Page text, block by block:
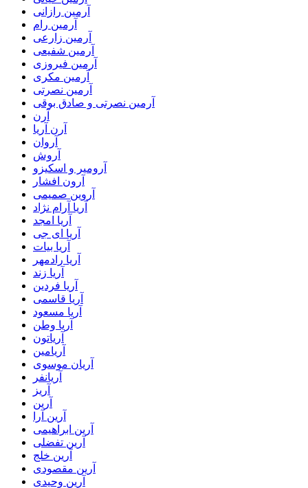
آرمین رازانی
آرمین رام
آرمین زارعی
آرمین شفیعی
آرمین فیروزی
آرمین مکری
آرمین نصرتی
آرمین نصرتی و صادق بوقی
آرن
آرن آریا
آروان
آروش
آرومیر و اسکیزو
آرون افشار
آروین صمیمی
آریا آرام نژاد
آریا امجد
آریا ای جی
آریا بیات
آریا رادمهر
آریا زند
آریا فردین
آریا قاسمی
آریا مسعود
آریا وطن
آریاتون
آریامین
آریان موسوی
آریانفر
آریز
آرین
آرین آرا
آرین ابراهیمی
آرین تفضلی
آرین خلج
آرین مقصودی
آرین وحیدی